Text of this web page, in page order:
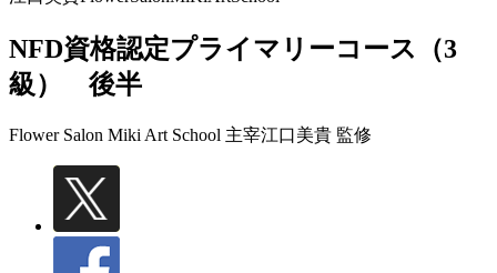
NFD資格認定プライマリーコース（3
級） 後半
Flower Salon Miki Art School 主宰江口美貴 監修